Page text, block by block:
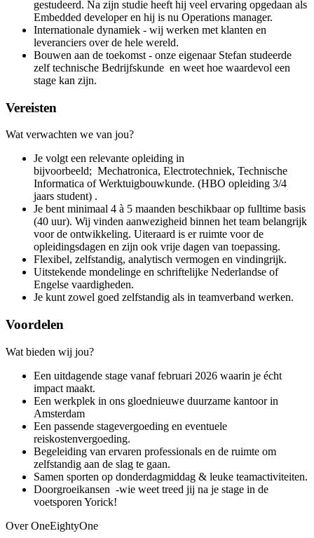
gestudeerd. Na zijn studie heeft hij veel ervaring opgedaan als
Embedded developer en hij is nu Operations manager.
Internationale dynamiek - wij werken met klanten en
leveranciers over de hele wereld.
Bouwen aan de toekomst - onze eigenaar Stefan studeerde
zelf technische Bedrijfskunde en weet hoe waardevol een
stage kan zijn.
Vereisten
Wat verwachten we van jou?
Je volgt een relevante opleiding in
bijvoorbeeld; Mechatronica, Electrotechniek, Technische
Informatica of Werktuigbouwkunde. (HBO opleiding 3/4
jaars student) .
Je bent minimaal 4 à 5 maanden beschikbaar op fulltime basis
(40 uur). Wij vinden aanwezigheid binnen het team belangrijk
voor de ontwikkeling. Uiteraard is er ruimte voor de
opleidingsdagen en zijn ook vrije dagen van toepassing.
Flexibel, zelfstandig, analytisch vermogen en vindingrijk.
Uitstekende mondelinge en schriftelijke Nederlandse of
Engelse vaardigheden.
Je kunt zowel goed zelfstandig als in teamverband werken.
Voordelen
Wat bieden wij jou?
Een uitdagende stage vanaf februari 2026 waarin je écht
impact maakt.
Een werkplek in ons gloednieuwe duurzame kantoor in
Amsterdam
Een passende stagevergoeding en eventuele
reiskostenvergoeding.
Begeleiding van ervaren professionals en de ruimte om
zelfstandig aan de slag te gaan.
Samen sporten op donderdagmiddag & leuke teamactiviteiten.
Doorgroeikansen -wie weet treed jij na je stage in de
voetsporen Yorick!
Over OneEightyOne